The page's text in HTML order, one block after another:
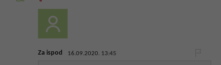
Za ispod 16.09.2020. 13:45